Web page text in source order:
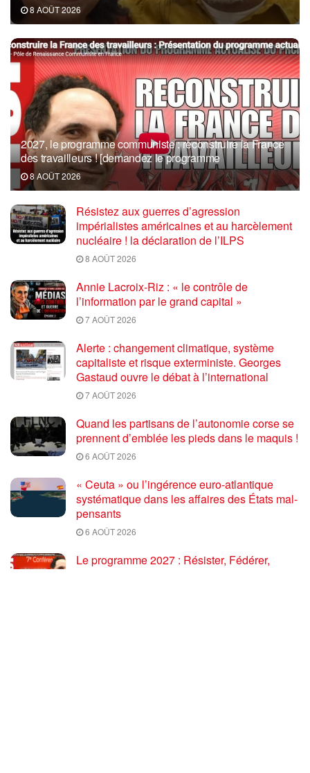
8 AOÛT 2026
2027, le programme communiste : reconstruire la France
des travailleurs ! [demandez le programme
8 AOÛT 2026
Résistez aux guerres d’agression
impérialistes américaines et au harcèlement
nucléaire ! la déclaration de l’ILPS
8 AOÛT 2026
Annie Lacroix-Riz : « le contrôle de
l’information par le grand capital »
7 AOÛT 2026
Alerte : changement climatique, système
capitaliste et risque exterministe. Georges
Gastaud ouvre le débat à l’international
7 AOÛT 2026
Quand les partisans de l’autonomie corse se
prennent d’emblée les pieds dans le maquis !
6 AOÛT 2026
« Ceuta » ou l’ingérence euro-atlantique
systématique dans les affaires des États mal-
pensants
6 AOÛT 2026
Le programme 2027 : Résister, Fédérer,